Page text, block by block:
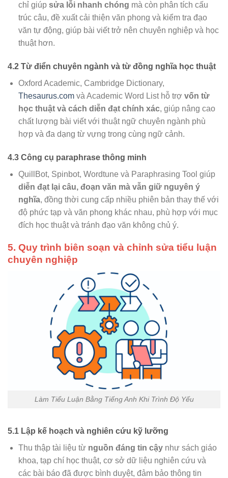
chỉ giúp sửa lỗi nhanh chóng mà còn phân tích cấu
trúc câu, đề xuất cải thiện văn phong và kiểm tra đạo
văn tự động, giúp bài viết trở nên chuyên nghiệp và học
thuật hơn.
4.2 Từ điển chuyên ngành và từ đồng nghĩa học thuật
Oxford Academic, Cambridge Dictionary,
Thesaurus.comvà Academic Word List hỗ trợ vốn từ
học thuật và cách diễn đạt chính xác, giúp nâng cao
chất lượng bài viết với thuật ngữ chuyên ngành phù
hợp và đa dạng từ vựng trong cùng ngữ cảnh.
4.3 Công cụ paraphrase thông minh
QuillBot, Spinbot, Wordtune và Paraphrasing Tool giúp
diễn đạt lại câu, đoạn văn mà vẫn giữ nguyên ý
nghĩa, đồng thời cung cấp nhiều phiên bản thay thế với
độ phức tạp và văn phong khác nhau, phù hợp với mục
đích học thuật và tránh đạo văn không chủ ý.
5. Quy trình biên soạn và chỉnh sửa tiểu luận
chuyên nghiệp
Làm Tiểu Luận Bằng Tiếng Anh Khi Trình Độ Yếu
5.1 Lập kế hoạch và nghiên cứu kỹ lưỡng
Thu thập tài liệu từ nguồn đáng tin cậynhư sách giáo
khoa, tạp chí học thuật, cơ sở dữ liệu nghiên cứu và
các bài báo đã được bình duyệt, đảm bảo thông tin